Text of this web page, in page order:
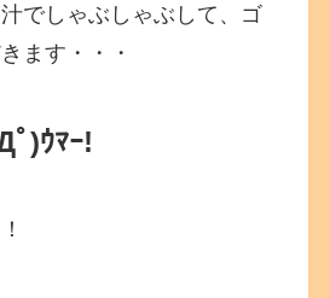
でしゃぶしゃぶして、ゴ
ます・・・
ﾟ)ｳﾏｰ!